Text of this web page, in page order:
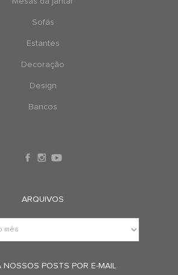
Sofás
Estantes
Decoração
Design
Bancos
ARQUIVOS
NOSSOS POSTS POR E-MAIL